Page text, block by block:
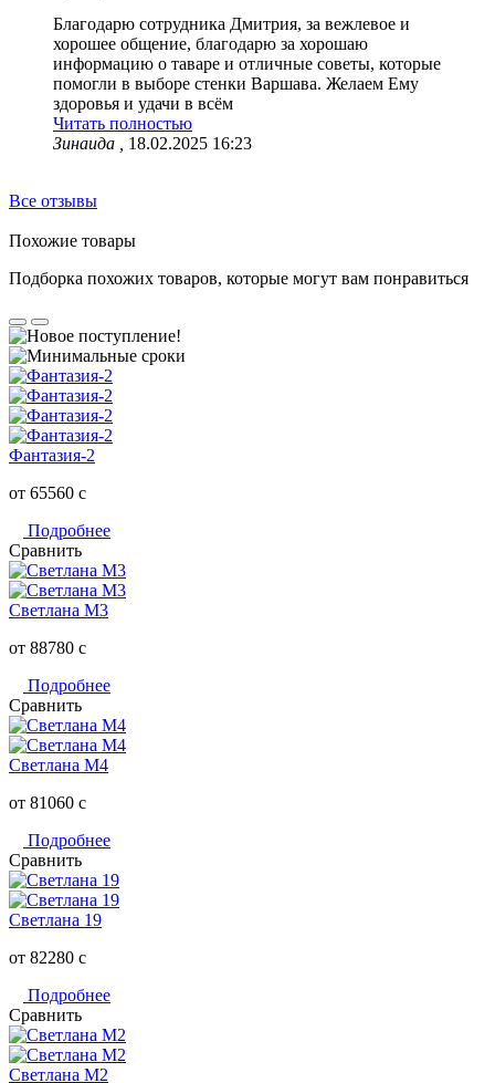
Благодарю сотрудника Дмитрия, за вежлевое и
хорошее общение, благодарю за хорошаю
информацию о таваре и отличные советы, которые
помогли в выборе стенки Варшава. Желаем Ему
здоровья и удачи в всём
Читать полностью
Зинаида ,
18.02.2025 16:23
Все отзывы
Похожие товары
Подборка похожих товаров, которые могут вам понравиться
Фантазия-2
от 65560 c
Подробнее
Сравнить
Светлана M3
от 88780 c
Подробнее
Сравнить
Светлана M4
от 81060 c
Подробнее
Сравнить
Светлана 19
от 82280 c
Подробнее
Сравнить
Светлана M2